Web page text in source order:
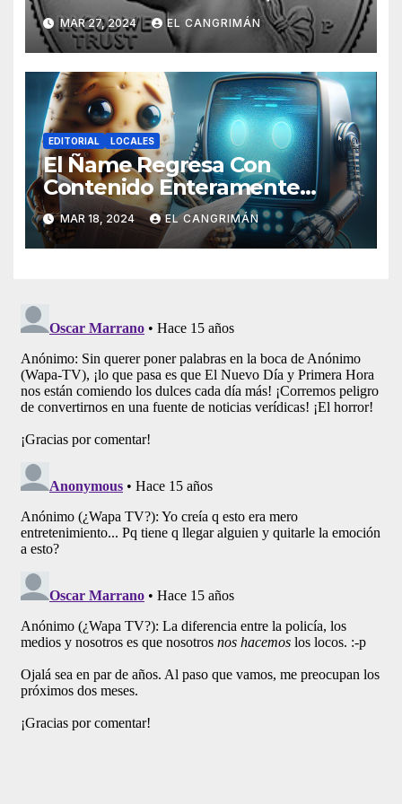
Pregunta: «¿De Verdad No
Tendrán Una Pejetita?»
MAR 27, 2024 EL CANGRIMÁN
EDITORIAL LOCALES
El Ñame Regresa Con
Contenido Enteramente
Generado Por Inteligencia
Artificial
MAR 18, 2024 EL CANGRIMÁN